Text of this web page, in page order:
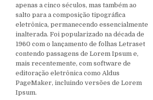
apenas a cinco séculos, mas também ao
salto para a composição tipográfica
eletrônica, permanecendo essencialmente
inalterada. Foi popularizado na década de
1960 com o lançamento de folhas Letraset
contendo passagens de Lorem Ipsum e,
mais recentemente, com software de
editoração eletrônica como Aldus
PageMaker, incluindo versões de Lorem
Ipsum.